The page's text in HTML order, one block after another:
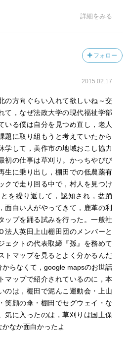
詳細をみる
フォロー
2015.02.17
の方向ぐらい入れて欲しいね～交
て，なぜ法政大学の現代福祉学部
いる僕は自分を見つめ直し，老人
題に取り組もうと考えていたから
学して，美作市の地域おこし協力
初の仕事は草刈り。かっちやびび
生に乗り出し，棚田での低農薬有
クで走り回る中で，村人を見つけ
を繰り返して，認知され，盆踊
面白い人がやってきて，鹿革の利
ップを踊る試みを行った。一般社
法人英田上山棚田団のメンバーと
ェクトの代表取締『孫』を務めて
トマップを見るとよく分かるんだ
からなくて，google mapsのお世話
マップで紹介されているのに，本
のは，棚田で泥んこ運動会・上山
笑顔の傘・棚田でセグウェイ・な
気に入ったのは，草刈りは国土保
なか面白かったよ